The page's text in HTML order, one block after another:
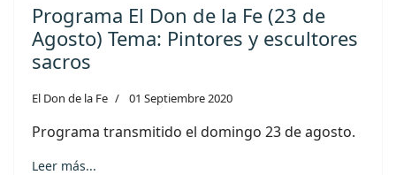
Programa El Don de la Fe (23 de
Agosto) Tema: Pintores y escultores
sacros
El Don de la Fe 01 Septiembre 2020
Programa transmitido el domingo 23 de agosto.
Leer más...